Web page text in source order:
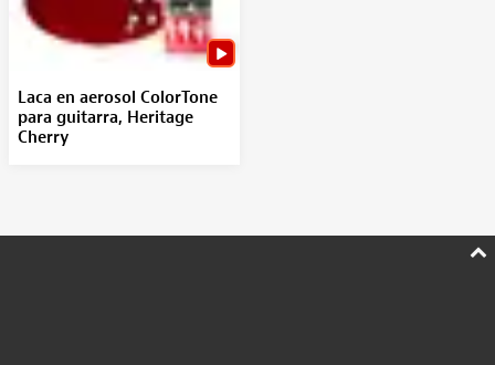
Laca en aerosol ColorTone
para guitarra, Heritage
Cherry